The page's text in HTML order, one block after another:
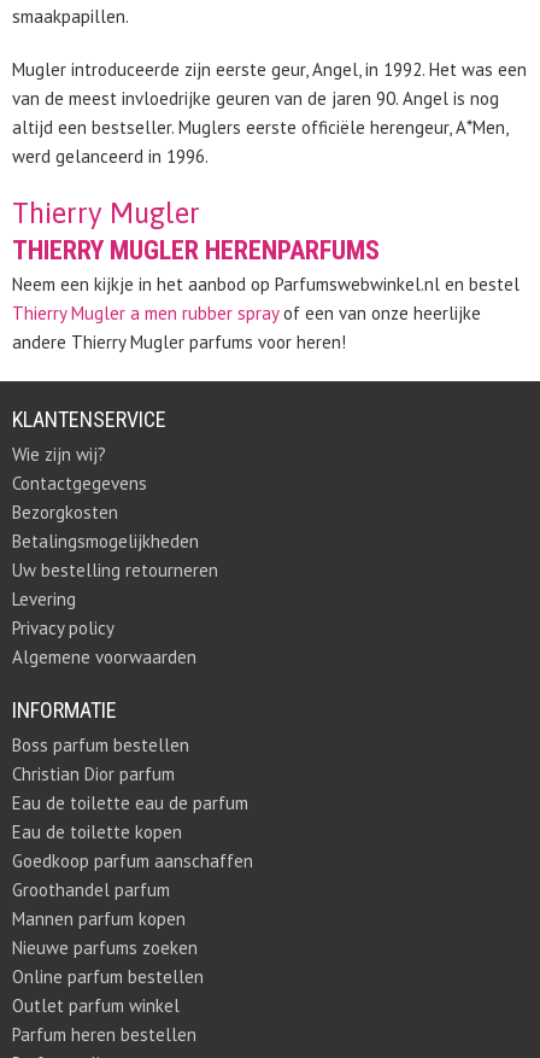
smaakpapillen.
Mugler introduceerde zijn eerste geur, Angel, in 1992. Het was een
van de meest invloedrijke geuren van de jaren 90. Angel is nog
altijd een bestseller. Muglers eerste officiële herengeur, A*Men,
werd gelanceerd in 1996.
Thierry Mugler
THIERRY MUGLER HERENPARFUMS
Neem een kijkje in het aanbod op Parfumswebwinkel.nl en bestel
Thierry Mugler a men rubber sprayof een van onze heerlijke
andere Thierry Mugler parfums voor heren!
KLANTENSERVICE
Wie zijn wij?
Contactgegevens
Bezorgkosten
Betalingsmogelijkheden
Uw bestelling retourneren
Levering
Privacy policy
Algemene voorwaarden
INFORMATIE
Boss parfum bestellen
Christian Dior parfum
Eau de toilette eau de parfum
Eau de toilette kopen
Goedkoop parfum aanschaffen
Groothandel parfum
Mannen parfum kopen
Nieuwe parfums zoeken
Online parfum bestellen
Outlet parfum winkel
Parfum heren bestellen